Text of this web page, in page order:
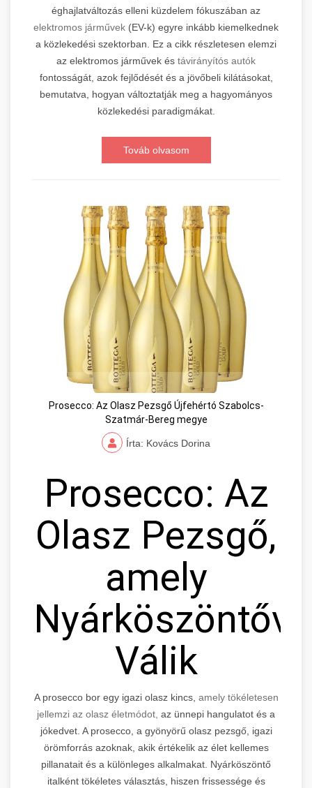
éghajlatváltozás elleni küzdelem fókuszában az
elektromos járművek (EV-k) egyre inkább kiemelkednek
a közlekedési szektorban. Ez a cikk részletesen elemzi
az elektromos járművek és távirányítós autók
fontosságát, azok fejlődését és a jövőbeli kilátásokat,
bemutatva, hogyan változtatják meg a hagyományos
közlekedési paradigmákat.
Továb olvasom
Prosecco: Az Olasz Pezsgő Újfehértó Szabolcs-
Szatmár-Bereg megye
Írta: Kovács Dorina
Prosecco: Az
Olasz Pezsgő,
amely
Nyárköszöntővé
Válik
A prosecco bor egy igazi olasz kincs, amely tökéletesen
jellemzi az olasz életmódot, az ünnepi hangulatot és a
jókedvet. A prosecco, a gyönyörű olasz pezsgő, igazi
örömforrás azoknak, akik értékelik az élet kellemes
pillanatait és a különleges alkalmakat. Nyárköszöntő
italként tökéletes választás, hiszen frissessége és